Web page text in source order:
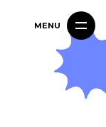
MENU